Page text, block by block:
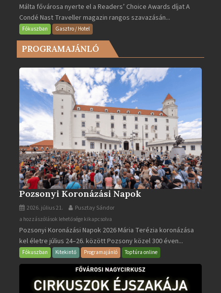
lett
Európa
legjobb
2025-
bejegyzéshez
Málta fővárosa nyerte el a Readers’ Choice Awards díjat A
Condé Nast Traveller magazin rangos szavazásán...
Fókuszban Gasztro / Hotel
PROGRAMAJÁNLÓ
Pozsonyi Koronázási Napok
2026. július 21. Pusztay Sándor
Pozsonyi
Koronázási
Napok
bejegyzéshez
a hozzászólások lehetősége kikapcsolva
Pozsonyi Koronázási Napok 2026 Mária Terézia koronázása
kel életre július 24–26. között Pozsony közel 300 éven...
Fókuszban Kitekintő Programajánló Toptúra online